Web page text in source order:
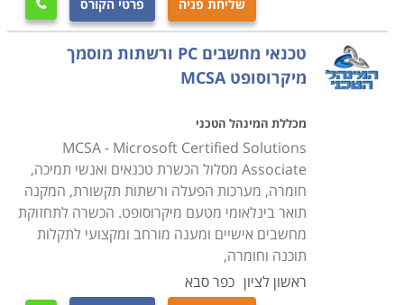
לחיילים משוחררים או שמוצעים במסגרת קורסים על חשבון
משרד העבודה.
מחפשים עוד מידע
קרא בקטגורית קורס טכנאי מחשבים את פירוט הקורסים,
בחר את הקורס המתאים, מלא את הפרטים ואנחנו נחזור
אליך בהקדם.
שליחת פניה פרטי הקורס 
טכנאי מחשבים PC ורשתות מוסמך
מיקרוסופט MCSA
מכללת המינהל הטכני
MCSA - Microsoft Certified Solutions
Associate מסלול הכשרת טכנאים ואנשי תמיכה,
חומרה, מערכות הפעלה ורשתות תקשורת, המקנה
תואר בינלאומי מטעם מיקרוסופט. הכשרה לתחזוקת
מחשבים אישיים ומענה מורחב ומקצועי לתקלות
תוכנה וחומרה,
ראשון לציון כפר סבא